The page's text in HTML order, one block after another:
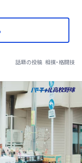
話題の投稿 相撲・格闘技